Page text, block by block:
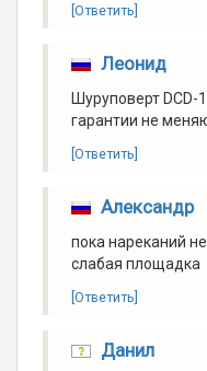
[Ответить]
Леонид
Шуруповерт DCD-
гарантии не
[Ответить]
Александр
пока нареканий
слабая площадка
[Ответить]
Данил